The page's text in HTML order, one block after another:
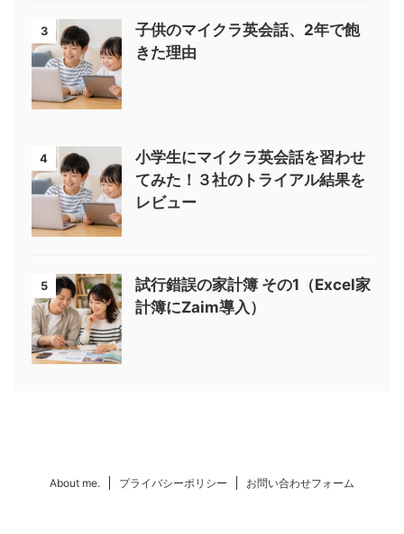
3
子供のマイクラ英会話、2年で飽
きた理由
4
小学生にマイクラ英会話を習わせ
てみた！３社のトライアル結果を
レビュー
5
試行錯誤の家計簿 その1（Excel家
計簿にZaim導入）
About me. プライバシーポリシー お問い合わせフォーム